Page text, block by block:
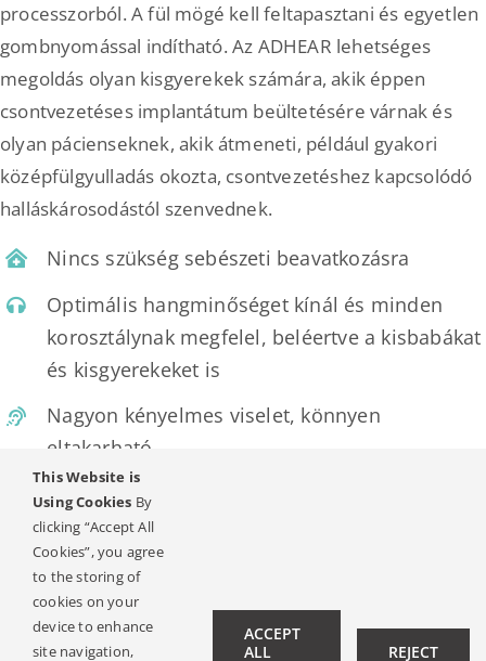
Hallásnagyköveteink
Kapcsolat
processzorból. A fül mögé kell feltapasztani és egyetlen
gombnyomással indítható. Az ADHEAR lehetséges
megoldás olyan kisgyerekek számára, akik éppen
csontvezetéses implantátum beültetésére várnak és
olyan pácienseknek, akik átmeneti, például gyakori
középfülgyulladás okozta, csontvezetéshez kapcsolódó
halláskárosodástól szenvednek.
Nincs szükség sebészeti beavatkozásra
Optimális hangminőséget kínál és minden
korosztálynak megfelel, beléertve a kisbabákat
és kisgyerekeket is
Nagyon kényelmes viselet, könnyen
eltakarható
Hosszú, akár 300 órás akkumulátor élettartam
Mivel a rendszer működtetéséhez nincs szükség
beültetésre, felhelyezés után azonnal használható. Ez
azt is jelenti, hogy mielőtt a készülék mellett dönt
kipróbálhatja, vajon megfelelően segít-e a hallásban.
This Website is
Using Cookies By
clicking “Accept All
Cookies”, you agree
to the storing of
cookies on your
device to enhance
site navigation,
ACCEPT
ALL
REJECT